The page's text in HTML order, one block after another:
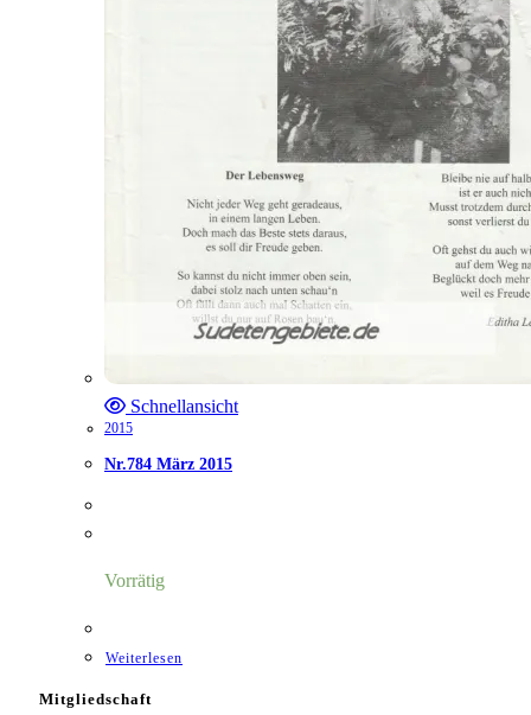
Schnellansicht
2015
Nr.784 März 2015
Vorrätig
Weiterlesen
Mitgliedschaft